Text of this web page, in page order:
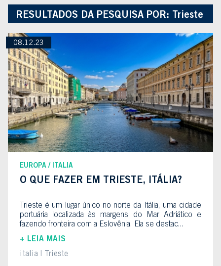
RESULTADOS DA PESQUISA POR: Trieste
08.12.23
EUROPA ITALIA
O QUE FAZER EM TRIESTE, ITÁLIA?
Trieste é um lugar único no norte da Itália, uma cidade
portuária localizada às margens do Mar Adriático e
fazendo fronteira com a Eslovênia. Ela se destac...
+ LEIA MAIS
italia
Trieste